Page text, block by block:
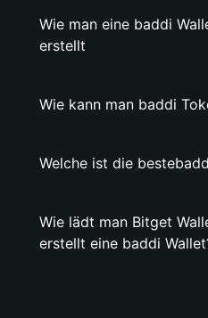
Wie man eine baddi
erstellt
Wie kann man baddi
Welche ist die
Wie lädt man Bitget
erstellt eine baddi